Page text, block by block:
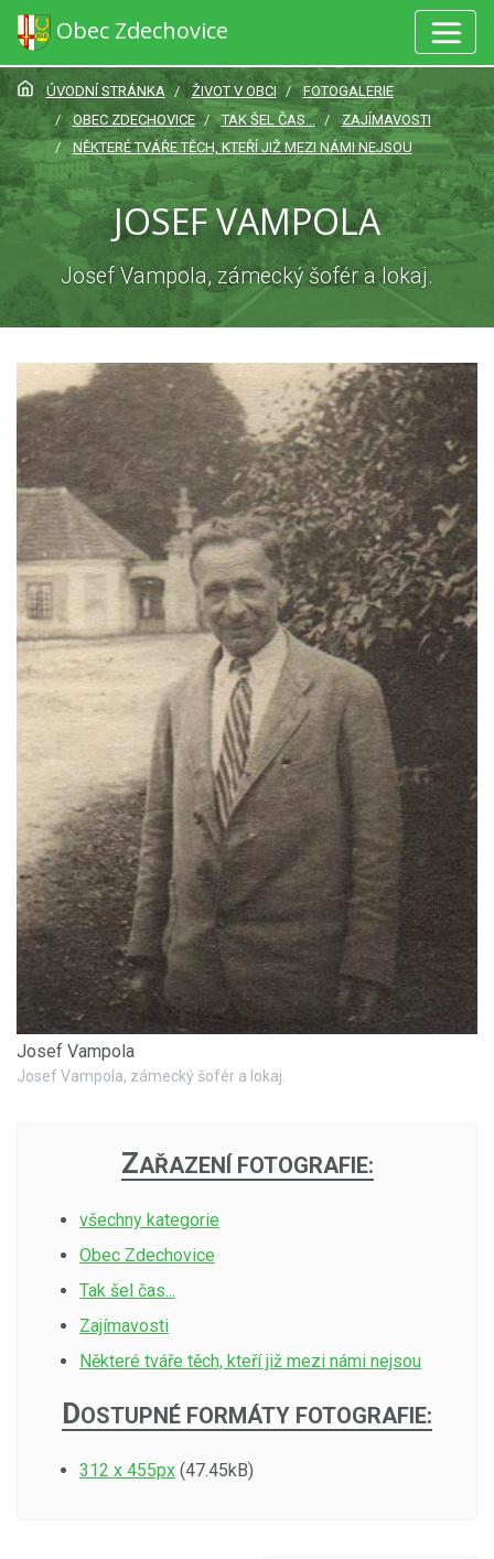
Obec Zdechovice
ÚVODNÍ STRÁNKA ŽIVOT V OBCI
FOTOGALERIE
OBEC ZDECHOVICE
TAK ŠEL ČAS...
ZAJÍMAVOSTI
NĚKTERÉ TVÁŘE TĚCH, KTEŘÍ JIŽ MEZI NÁMI NEJSOU
JOSEF VAMPOLA
Josef Vampola, zámecký šofér a lokaj.
Josef Vampola
Josef Vampola, zámecký šofér a lokaj.
ZAŘAZENÍ FOTOGRAFIE:
všechny kategorie
Obec Zdechovice
Tak šel čas...
Zajímavosti
Některé tváře těch, kteří již mezi námi nejsou
DOSTUPNÉ FORMÁTY FOTOGRAFIE:
312 x 455px (47.45kB)